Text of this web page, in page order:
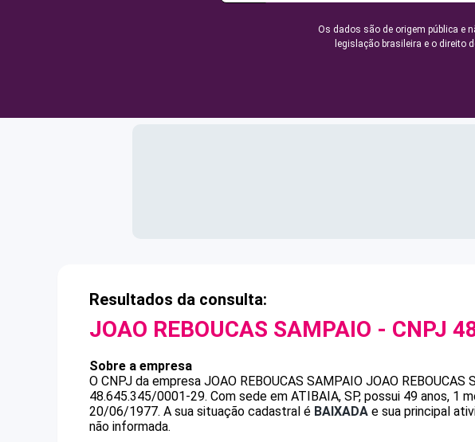
Os dados são de origem pública e
legislação brasileira e o direito
Resultados da consulta:
JOAO REBOUCAS SAMPAIO - CNPJ
Sobre a empresa
O CNPJ da empresa JOAO REBOUCAS SAMPAIO JOAO REBOUCAS
48.645.345/0001-29. Com sede em ATIBAIA, SP, possui 49 anos, 1
20/06/1977. A sua situação cadastral é BAIXADA e sua principal
não informada.